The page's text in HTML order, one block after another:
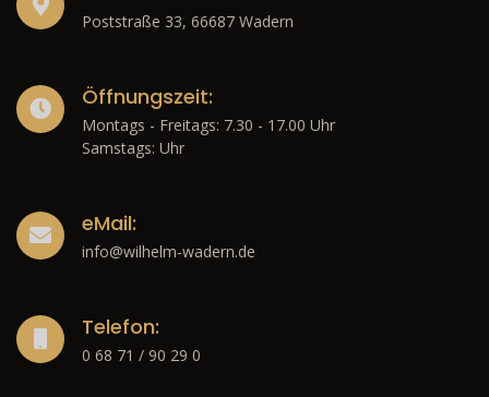
Poststraße 33, 66687 Wadern
Öffnungszeit:
Montags - Freitags: 7.30 - 17.00 Uhr
Samstags: Uhr
eMail:
info@wilhelm-wadern.de
Telefon:
0 68 71 / 90 29 0